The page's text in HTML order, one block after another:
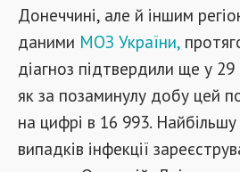
Донеччині, але й іншим
даними МОЗ України,
діагноз підтвердили ще у 29
як за позаминулу добу цей
на цифрі в 16 993. Найбільшу
випадків інфекції